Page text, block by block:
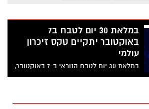
במלאת 30 יום לטבח ב7
באוקטובר יתקיים טקס זיכרון
עולמי
במלאת 30 יום לטבח הנוראי ב-7 באוקטובר,
נתאחד יחדיו, מכל העולם, לטקס זיכרון